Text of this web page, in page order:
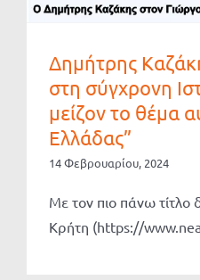
Δημήτρης
στη σύγχρονη
μείζον το θέμα
Ελλάδας”
14 Φεβρουαρίου, 2024
Με τον πιο πάνω τίτλο
Κρήτη (https://